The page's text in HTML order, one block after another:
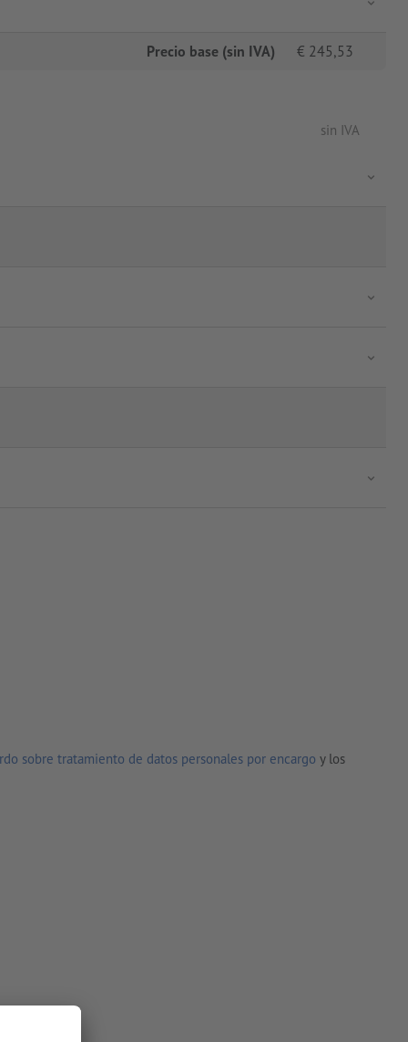
Precio base (sin IVA) € 245,53
sin IVA
sobre tratamiento de datos personales por encargo y los